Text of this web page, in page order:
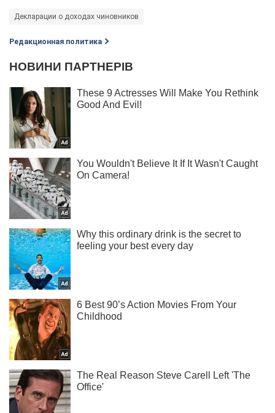
Декларации о доходах чиновников
Редакционная политика